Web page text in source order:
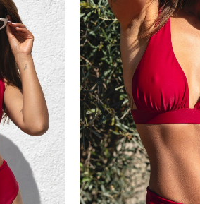
Odporność
Kraj produkcji
Fason dołu
Wysokość
Błysk